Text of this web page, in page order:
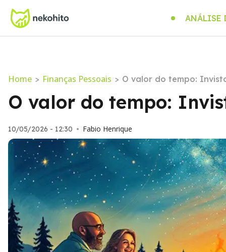
ANÁLISE
Home > Finanças Pessoais > O valor do tempo:
O valor do tempo:
10/05/2026 - 12:30 • Fabio Henrique